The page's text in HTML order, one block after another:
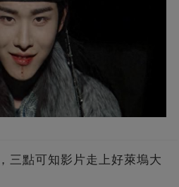
三點可知影片走上好萊塢大